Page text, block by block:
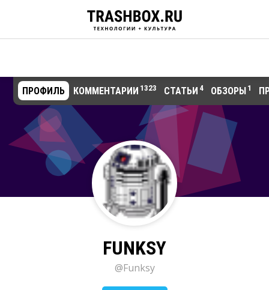
ПРОФИЛЬ КОММЕНТАРИИ 1323 СТАТЬИ 4 ОБЗОРЫ 1
FUNKSY
@Funksy